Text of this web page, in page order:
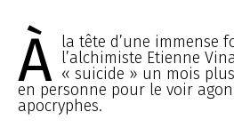
À la tête d’une immense
l’alchimiste Etienne
« suicide » un mois
en personne pour le voir
apocryphes.